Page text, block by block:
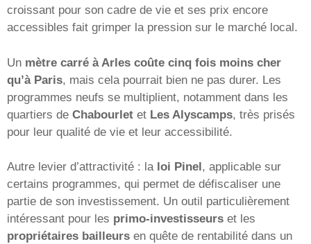
croissant pour son cadre de vie et ses prix encore
accessibles fait grimper la pression sur le marché local.
Un mètre carré à Arles coûte cinq fois moins cher
qu’à Paris, mais cela pourrait bien ne pas durer. Les
programmes neufs se multiplient, notamment dans les
quartiers de Chabourlet et Les Alyscamps, très prisés
pour leur qualité de vie et leur accessibilité.
Autre levier d’attractivité : la loi Pinel, applicable sur
certains programmes, qui permet de défiscaliser une
partie de son investissement. Un outil particulièrement
intéressant pour les primo-investisseurs et les
propriétaires bailleurs en quête de rentabilité dans un